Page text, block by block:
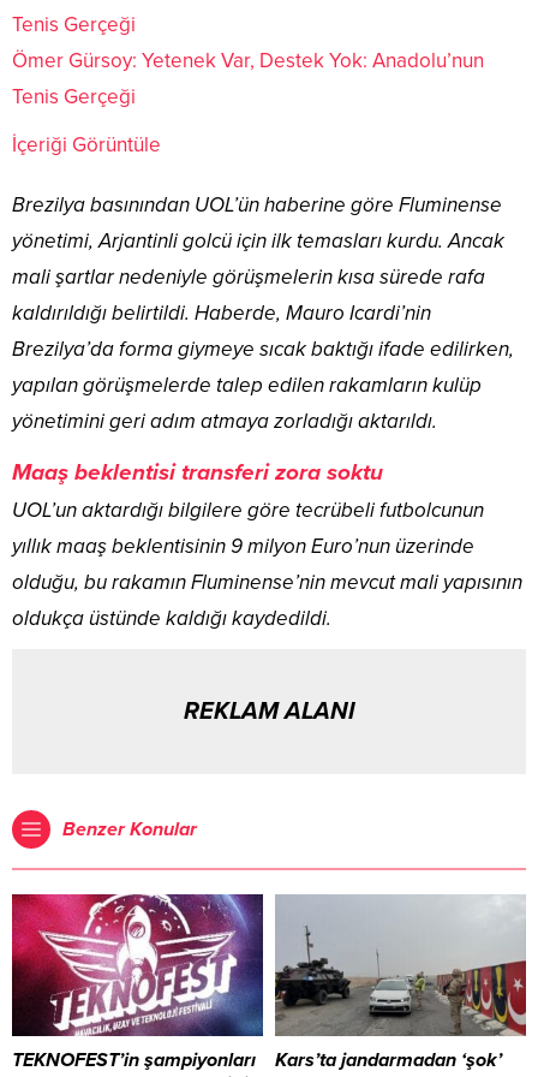
Ömer Gürsoy: Yetenek Var, Destek Yok: Anadolu’nun
Tenis Gerçeği
İçeriği Görüntüle
Brezilya basınından UOL’ün haberine göre Fluminense
yönetimi, Arjantinli golcü için ilk temasları kurdu. Ancak
mali şartlar nedeniyle görüşmelerin kısa sürede rafa
kaldırıldığı belirtildi. Haberde, Mauro Icardi’nin
Brezilya’da forma giymeye sıcak baktığı ifade edilirken,
yapılan görüşmelerde talep edilen rakamların kulüp
yönetimini geri adım atmaya zorladığı aktarıldı.
Maaş beklentisi transferi zora soktu
UOL’un aktardığı bilgilere göre tecrübeli futbolcunun
yıllık maaş beklentisinin 9 milyon Euro’nun üzerinde
olduğu, bu rakamın Fluminense’nin mevcut mali yapısının
oldukça üstünde kaldığı kaydedildi.
REKLAM ALANI
Benzer Konular
TEKNOFEST’in şampiyonları
Kars’ta jandarmadan ‘şok’